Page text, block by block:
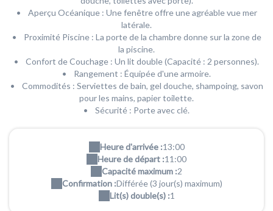
• Aperçu Océanique : Une fenêtre offre une agréable vue mer
latérale.
• Proximité Piscine : La porte de la chambre donne sur la zone de
la piscine.
• Confort de Couchage : Un lit double (Capacité : 2 personnes).
• Rangement : Équipée d'une armoire.
• Commodités : Serviettes de bain, gel douche, shampoing, savon
pour les mains, papier toilette.
• Sécurité : Porte avec clé.
Heure d'arrivée :13:00
Heure de départ :11:00
Capacité maximum :2
Confirmation :Différée (3 jour(s) maximum)
Lit(s) double(s) :1